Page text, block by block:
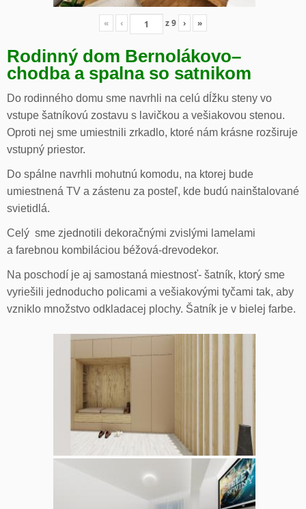
« ‹ z9 › »
Rodinný dom Bernolákovo–
chodba a spalna so satnikom
Do rodinného domu sme navrhli na celú dĺžku steny vo
vstupe šatníkovú zostavu s lavičkou a vešiakovou stenou.
Oproti nej sme umiestnili zrkadlo, ktoré nám krásne rozširuje
vstupný priestor.
Do spálne navrhli mohutnú komodu, na ktorej bude
umiestnená TV a zástenu za posteľ, kde budú nainštalované
svietidlá.
Celý sme zjednotili dekoračnými zvislými lamelami
a farebnou kombiláciou béžová-drevodekor.
Na poschodí je aj samostaná miestnosť- šatník, ktorý sme
vyriešili jednoducho policami a vešiakovými tyčami tak, aby
vzniklo množstvo odkladacej plochy. Šatník je v bielej farbe.